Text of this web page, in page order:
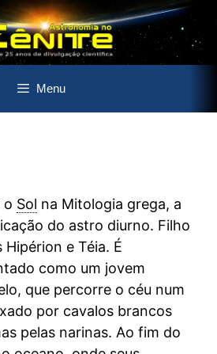
Menu
o Sol na Mitologia grega, a
do astro diurno. Filho
Hipérion e Téia. É
como um jovem
que percorre o céu num
por cavalos brancos
pelas narinas. Ao fim do